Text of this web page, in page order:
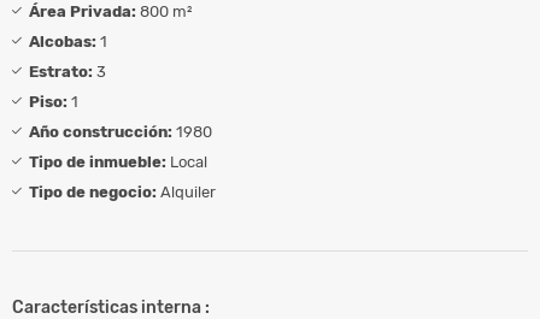
Área Privada: 800 m²
Alcobas: 1
Estrato: 3
Piso: 1
Año construcción: 1980
Tipo de inmueble: Local
Tipo de negocio: Alquiler
Características interna :